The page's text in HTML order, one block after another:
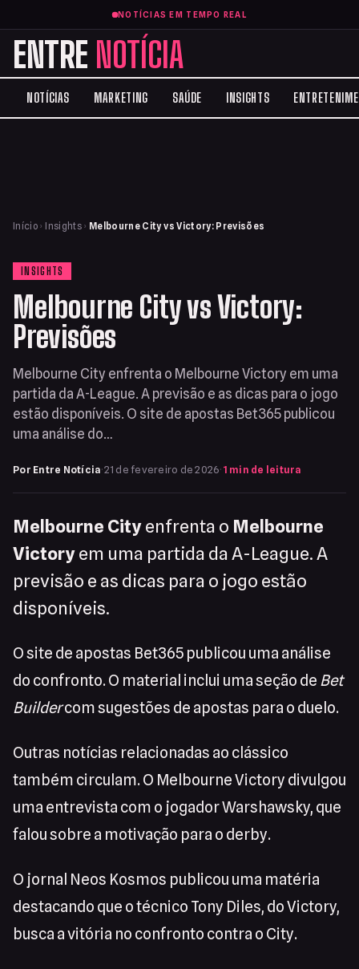
NOTÍCIAS EM TEMPO REAL
ENTRE NOTÍCIA
NOTÍCIAS MARKETING SAÚDE INSIGHTS
Início › Insights › Melbourne City vs Victory: Previsões
INSIGHTS
Melbourne City vs Victory:
Previsões
Melbourne City enfrenta o Melbourne Victory em uma
partida da A-League. A previsão e as dicas para o jogo
estão disponíveis. O site de apostas Bet365 publicou
uma análise do…
Por Entre Notícia·21 de fevereiro de 2026· 1 min de leitura
Melbourne Cityenfrenta o Melbourne
Victoryem uma partida da A-League. A
previsão e as dicas para o jogo estão
disponíveis.
O site de apostas Bet365 publicou uma análise
do confronto. O material inclui uma seção de Bet
Buildercom sugestões de apostas para o duelo.
Outras notícias relacionadas ao clássico
também circulam. O Melbourne Victory divulgou
uma entrevista com o jogador Warshawsky, que
falou sobre a motivação para o derby.
O jornal Neos Kosmos publicou uma matéria
destacando que o técnico Tony Diles, do Victory,
busca a vitória no confronto contra o City.